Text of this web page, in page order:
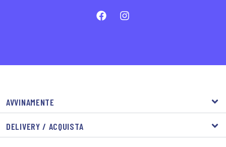
AVVINAMENTE
DELIVERY / ACQUISTA